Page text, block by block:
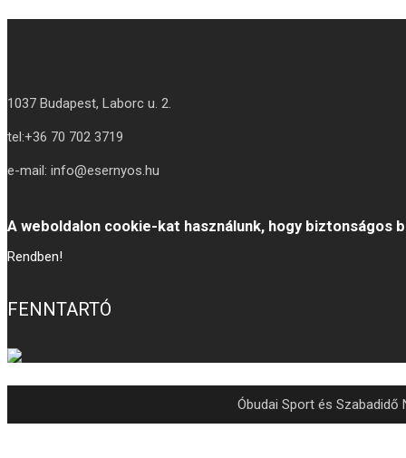
1037 Budapest, Laborc u. 2.
tel:+36 70 702 3719
e-mail: info@esernyos.hu
A weboldalon cookie-kat használunk, hogy
Rendben!
FENNTARTÓ
Óbudai Sport és